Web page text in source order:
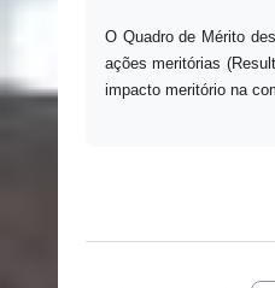
O Quadro de Mérito
ações meritórias
impacto meritório na